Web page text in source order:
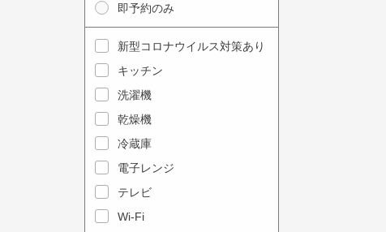
h
c
a
l
n
d
a
r
a
t
h
t
h
c
a
l
e
n
d
即予約のみ
新型コロナウイルス対策あり
キッチン
洗濯機
乾燥機
冷蔵庫
電子レンジ
テレビ
Wi-Fi